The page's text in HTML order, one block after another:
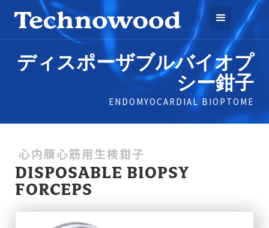
ディスポーザブルバイオプ
シー鉗子
ENDOMYOCARDIAL BIOPTOME
心内膜心筋用生検鉗子
DISPOSABLE BIOPSY
FORCEPS